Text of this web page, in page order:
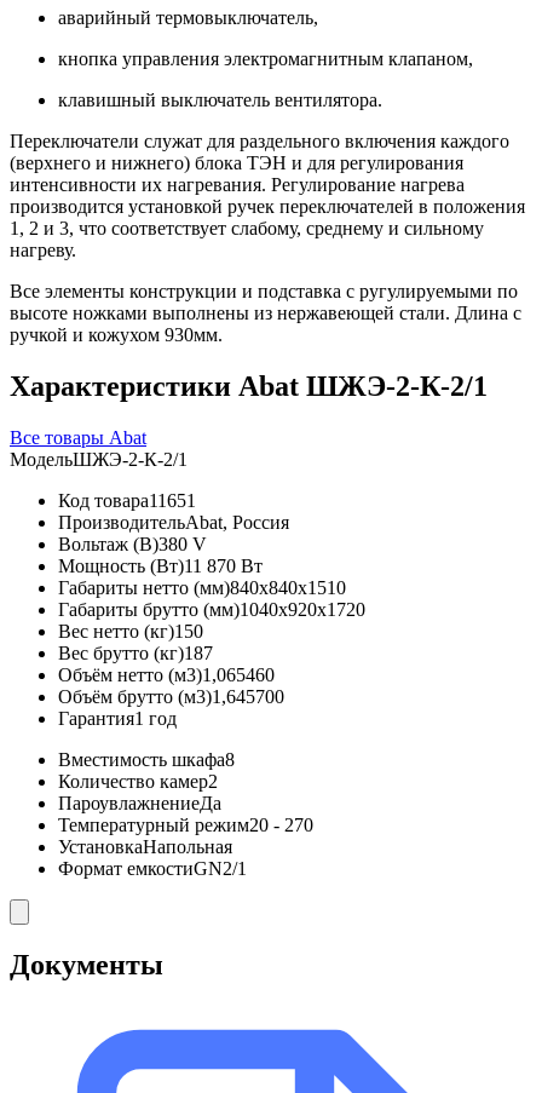
аварийный термовыключатель,
кнопка управления электромагнитным клапаном,
клавишный выключатель вентилятора.
Переключатели служат для раздельного включения каждого
(верхнего и нижнего) блока ТЭН и для регулирования
интенсивности их нагревания. Регулирование нагрева
производится установкой ручек переключателей в положения
1, 2 и 3, что соответствует слабому, среднему и сильному
нагреву.
Все элементы конструкции и подставка с ругулируемыми по
высоте ножками выполнены из нержавеющей стали. Длина с
ручкой и кожухом 930мм.
Характеристики Abat ШЖЭ-2-К-2/1
Все товары Abat
МодельШЖЭ-2-К-2/1
Код товара11651
ПроизводительAbat, Россия
Вольтаж (В)380 V
Мощность (Вт)11 870 Вт
Габариты нетто (мм)840x840x1510
Габариты брутто (мм)1040x920x1720
Вес нетто (кг)150
Вес брутто (кг)187
Объём нетто (м3)1,065460
Объём брутто (м3)1,645700
Гарантия1 год
Вместимость шкафа8
Количество камер2
ПароувлажнениеДа
Температурный режим20 - 270
УстановкаНапольная
Формат емкостиGN2/1
Документы